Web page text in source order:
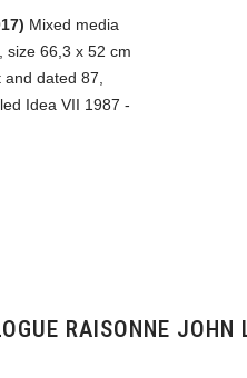
Mixed media
size 66,3 x 52 cm
dated 87,
Idea VII 1987 -
RAISONNE JOHN